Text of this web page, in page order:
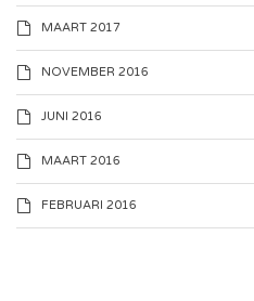
MAART 2017
NOVEMBER 2016
JUNI 2016
MAART 2016
FEBRUARI 2016